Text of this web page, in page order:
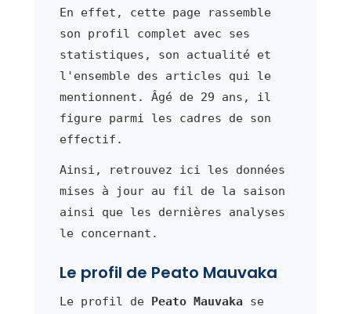
En effet, cette page rassemble
son profil complet avec ses
statistiques, son actualité et
l'ensemble des articles qui le
mentionnent. Âgé de 29 ans, il
figure parmi les cadres de son
effectif.
Ainsi, retrouvez ici les données
mises à jour au fil de la saison
ainsi que les dernières analyses
le concernant.
Le profil de Peato Mauvaka
Le profil de Peato Mauvaka se